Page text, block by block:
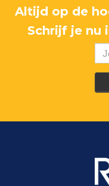
Altijd op de
Schrijf je nu